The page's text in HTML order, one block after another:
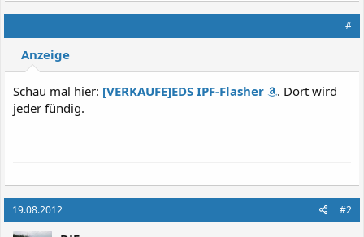
#
Anzeige
Schau mal hier: [VERKAUFE]EDS IPF-Flasher
. Dort wird
jeder fündig.
19.08.2012 #2